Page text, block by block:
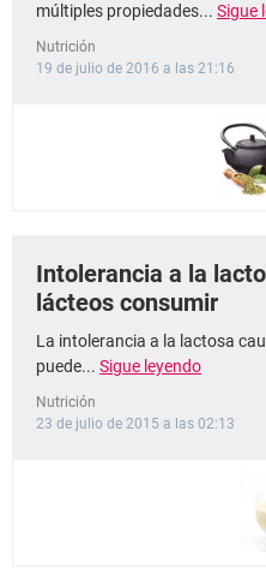
múltiples propiedades... Sigue
Nutrición
19 de julio de 2016 a las 21:16
Intolerancia a la
lácteos consumir
La intolerancia a la lactosa
puede... Sigue leyendo
Nutrición
23 de julio de 2015 a las 02:13